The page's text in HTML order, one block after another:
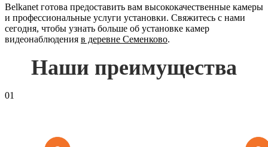
Belkanet готова предоставить вам высококачественные камеры
и профессиональные услуги установки. Свяжитесь с нами
сегодня, чтобы узнать больше об установке камер
видеонаблюдения в деревне Семенково.
Наши преимущества
01